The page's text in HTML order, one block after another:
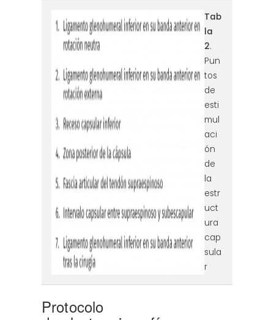
tabla2.png
Tab
la
2.
Pun
tos
de
esti
mul
aci
ón
de
la
estr
uct
ura
cap
sula
r
Protocolo